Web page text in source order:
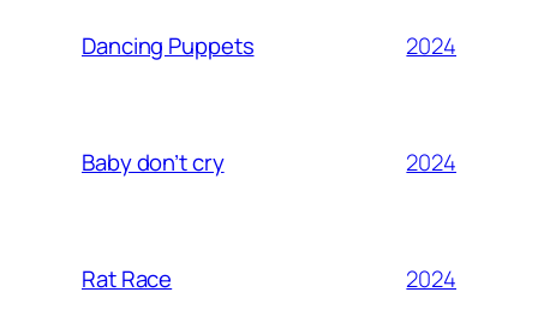
Dancing Puppets 2024
Baby don’t cry 2024
Rat Race 2024